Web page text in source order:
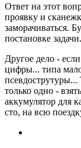
Ответ на этот
проявку и
заморачиваться.
постановке задачи.
Другое дело -
цифры... типа мало
только одно -
аккумулятор для
сто, на всю